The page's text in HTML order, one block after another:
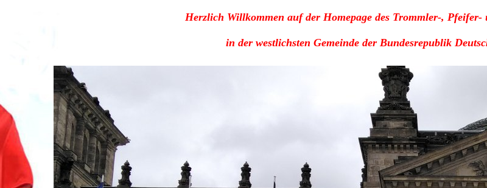
Herzlich Willkommen auf der Homepage des Trommler-,
in der westlichsten Gemeinde der Bundesrepublik